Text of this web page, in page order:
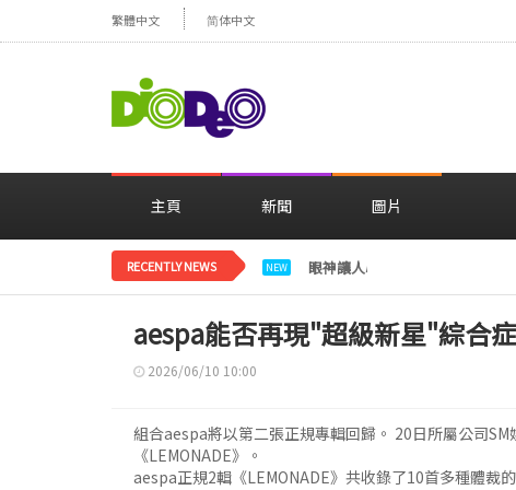
繁體中文 简体中文
主頁 新聞 圖片
RECENTLY NEWS NEW 眼神讓人心動，美貌閃耀……安
aespa能否再現"超級新星"綜合
2026/06/10 10:00
組合aespa將以第二張正規專輯回歸。 20日所屬公司
《LEMONADE》。
aespa正規2輯《LEMONADE》共收錄了10首多種體裁